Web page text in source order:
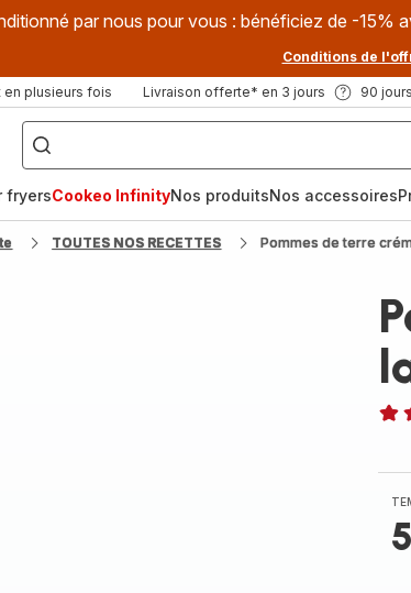
par nous pour vous : bénéficiez de -15%
Conditions de
en plusieurs fois Livraison offerte* en 3 jours 90
["Que
recherchez-
vous
?",
fryer",
"Companion"]
fryersCookeo InfinityNos produitsNos accessoires
TOUTES NOS RECETTES Pommes de terre